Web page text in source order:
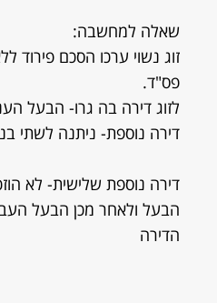
שאלה למחשבה:
זוג נשוי ערכו הסכם פירוד
פס"ד.
לזוג דירה בה גרו- הבעל
דירה נוספת- ניתנה לשתי
דירה נוספת שלישית- לא
הבעל ולאחר מכן הבעל
הדירה